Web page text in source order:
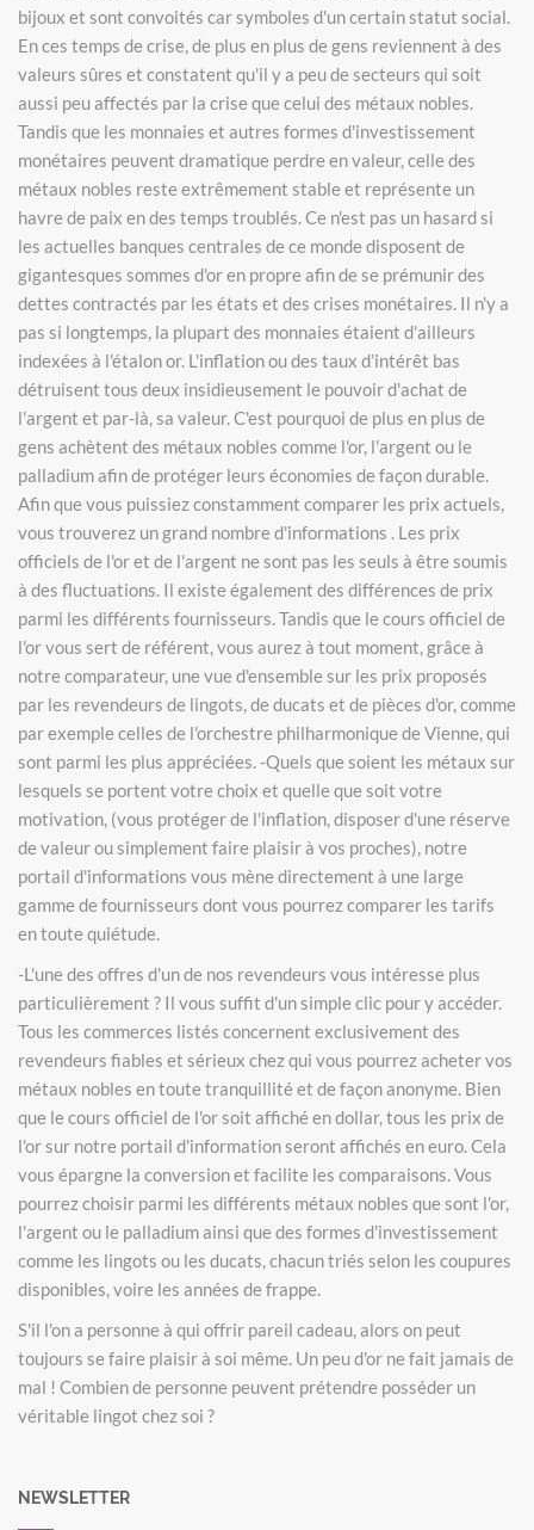
bijoux et sont convoités car symboles d'un certain statut social.
En ces temps de crise, de plus en plus de gens reviennent à des
valeurs sûres et constatent qu'il y a peu de secteurs qui soit
aussi peu affectés par la crise que celui des métaux nobles.
Tandis que les monnaies et autres formes d'investissement
monétaires peuvent dramatique perdre en valeur, celle des
métaux nobles reste extrêmement stable et représente un
havre de paix en des temps troublés. Ce n'est pas un hasard si
les actuelles banques centrales de ce monde disposent de
gigantesques sommes d'or en propre afin de se prémunir des
dettes contractés par les états et des crises monétaires. Il n'y a
pas si longtemps, la plupart des monnaies étaient d'ailleurs
indexées à l'étalon or. L'inflation ou des taux d’intérêt bas
détruisent tous deux insidieusement le pouvoir d'achat de
l'argent et par-là, sa valeur. C'est pourquoi de plus en plus de
gens achètent des métaux nobles comme l'or, l'argent ou le
palladium afin de protéger leurs économies de façon durable.
Afin que vous puissiez constamment comparer les prix actuels,
vous trouverez un grand nombre d'informations . Les prix
officiels de l'or et de l'argent ne sont pas les seuls à être soumis
à des fluctuations. Il existe également des différences de prix
parmi les différents fournisseurs. Tandis que le cours officiel de
l'or vous sert de référent, vous aurez à tout moment, grâce à
notre comparateur, une vue d'ensemble sur les prix proposés
par les revendeurs de lingots, de ducats et de pièces d'or, comme
par exemple celles de l'orchestre philharmonique de Vienne, qui
sont parmi les plus appréciées. -Quels que soient les métaux sur
lesquels se portent votre choix et quelle que soit votre
motivation, (vous protéger de l'inflation, disposer d'une réserve
de valeur ou simplement faire plaisir à vos proches), notre
portail d'informations vous mène directement à une large
gamme de fournisseurs dont vous pourrez comparer les tarifs
en toute quiétude.
-L'une des offres d'un de nos revendeurs vous intéresse plus
particulièrement ? Il vous suffit d'un simple clic pour y accéder.
Tous les commerces listés concernent exclusivement des
revendeurs fiables et sérieux chez qui vous pourrez acheter vos
métaux nobles en toute tranquillité et de façon anonyme. Bien
que le cours officiel de l'or soit affiché en dollar, tous les prix de
l'or sur notre portail d'information seront affichés en euro. Cela
vous épargne la conversion et facilite les comparaisons. Vous
pourrez choisir parmi les différents métaux nobles que sont l'or,
l'argent ou le palladium ainsi que des formes d'investissement
comme les lingots ou les ducats, chacun triés selon les coupures
disponibles, voire les années de frappe.
S'il l'on a personne à qui offrir pareil cadeau, alors on peut
toujours se faire plaisir à soi même. Un peu d'or ne fait jamais de
mal ! Combien de personne peuvent prétendre posséder un
véritable lingot chez soi ?
NEWSLETTER